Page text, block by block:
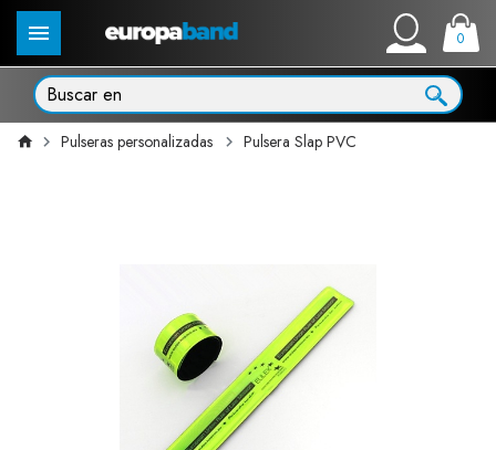
0
Pulseras personalizadas Pulsera Slap PVC